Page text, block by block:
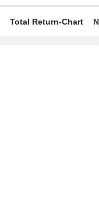
Total Return-Chart